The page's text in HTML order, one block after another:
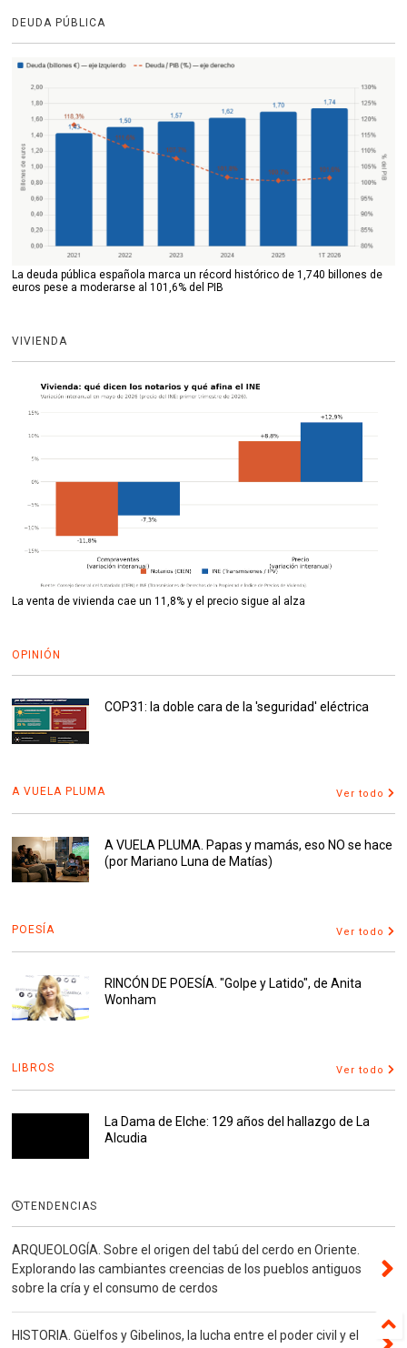
DEUDA PÚBLICA
La deuda pública española marca un récord histórico de 1,740 billones de
euros pese a moderarse al 101,6% del PIB
VIVIENDA
La venta de vivienda cae un 11,8% y el precio sigue al alza
OPINIÓN
COP31: la doble cara de la 'seguridad' eléctrica
A VUELA PLUMA Ver todo
A VUELA PLUMA. Papas y mamás, eso NO se hace
(por Mariano Luna de Matías)
POESÍA Ver todo
RINCÓN DE POESÍA. "Golpe y Latido", de Anita
Wonham
LIBROS Ver todo
La Dama de Elche: 129 años del hallazgo de La
Alcudia
TENDENCIAS
ARQUEOLOGÍA. Sobre el origen del tabú del cerdo en Oriente.
Explorando las cambiantes creencias de los pueblos antiguos
sobre la cría y el consumo de cerdos
HISTORIA. Güelfos y Gibelinos, la lucha entre el poder civil y el